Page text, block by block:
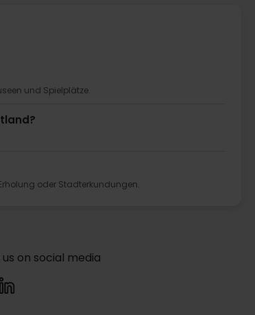
und Spielplätze.
oder Stadterkundungen.
us on social media